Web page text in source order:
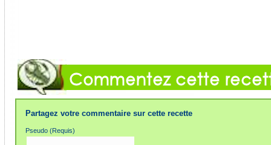
Partagez votre commentaire sur cette recette
Pseudo (Requis)